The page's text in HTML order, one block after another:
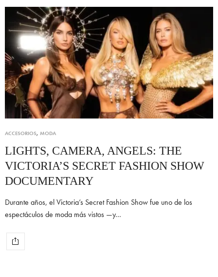
ACCESORIOS, MODA
LIGHTS, CAMERA, ANGELS: THE
VICTORIA’S SECRET FASHION SHOW
DOCUMENTARY
Durante años, el Victoria’s Secret Fashion Show fue uno de los
espectáculos de moda más vistos —y…